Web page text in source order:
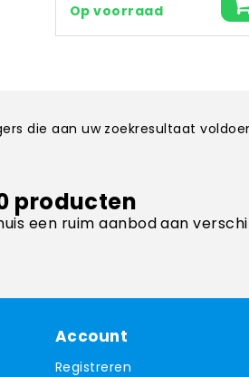
Op voorraad
die aan uw zoekresultaat
producten
een ruim aanbod aan
Account
Registreren